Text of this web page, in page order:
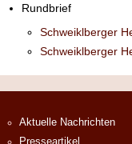
Rundbrief
Schweiklberger
Schweiklberger
Aktuelle Nachrichten
Presseartikel